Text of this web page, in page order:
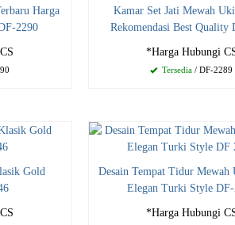
Harga
2290
Kamar Set Jati Mewah
Rekomendasi Best Quality
*Harga Hubungi
Tersedia / DF-2289
Gold
Desain Tempat Tidur Mewah
Elegan Turki Style
*Harga Hubungi